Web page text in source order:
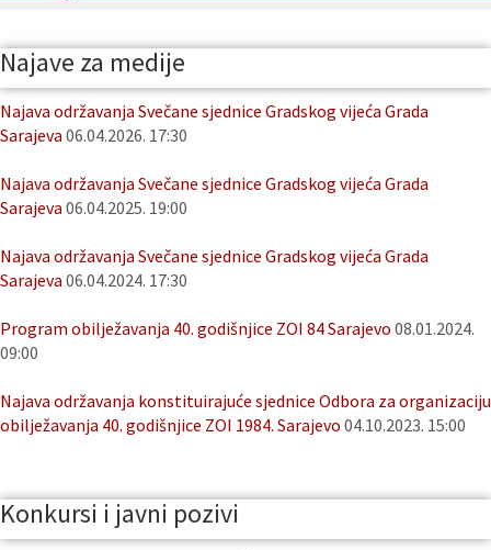
Najave za medije
Najava održavanja Svečane sjednice Gradskog vijeća Grada
Sarajeva 06.04.2026. 17:30
Najava održavanja Svečane sjednice Gradskog vijeća Grada
Sarajeva 06.04.2025. 19:00
Najava održavanja Svečane sjednice Gradskog vijeća Grada
Sarajeva 06.04.2024. 17:30
Program obilježavanja 40. godišnjice ZOI 84 Sarajevo 08.01.2024.
09:00
Najava održavanja konstituirajuće sjednice Odbora za organizaciju
obilježavanja 40. godišnjice ZOI 1984. Sarajevo 04.10.2023. 15:00
Konkursi i javni pozivi